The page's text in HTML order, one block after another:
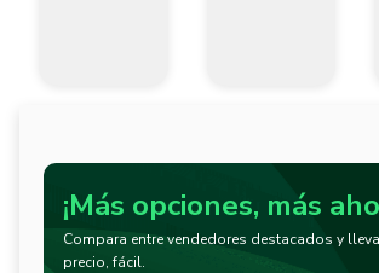
¡Más opciones, más
Compara entre vendedores destacados y
precio, fácil.